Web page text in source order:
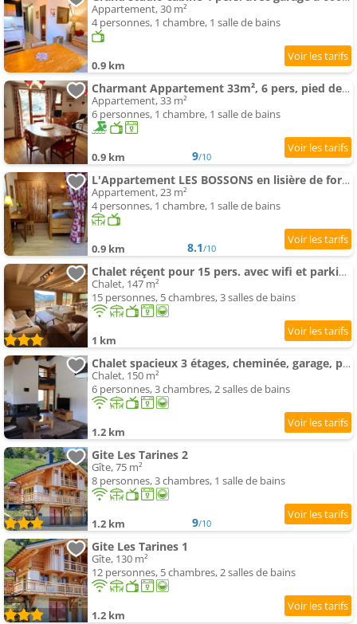
Appartement, 30 m²
4 personnes, 1 chambre, 1 salle de bains
0.9 km
Charmant Appartement 33m², 6 pers, pied des pistes, piscine, Beaufort - FR-1-342-156
Appartement, 33 m²
6 personnes, 1 chambre, 1 salle de bains
0.9 km 9/10
L'Appartement LES BOSSONS en lisière de forêt dans le chalet Génépi
Appartement, 23 m²
4 personnes, 1 chambre, 1 salle de bains
0.9 km 8.1/10
Chalet réçent pour 15 pers. avec wifi et parking à Arêches-Beaufort - FR-1-342-310
Chalet, 147 m²
15 personnes, 5 chambres, 3 salles de bains
1 km
Chalet spacieux 3 étages, cheminée, garage, pour 6 pers, Arêches-Beaufort - FR-1-342-316
Chalet, 150 m²
6 personnes, 3 chambres, 2 salles de bains
1.2 km
Gite Les Tarines 2
Gîte, 75 m²
8 personnes, 3 chambres, 1 salle de bains
1.2 km 9/10
Gite Les Tarines 1
Gîte, 130 m²
12 personnes, 5 chambres, 2 salles de bains
1.2 km